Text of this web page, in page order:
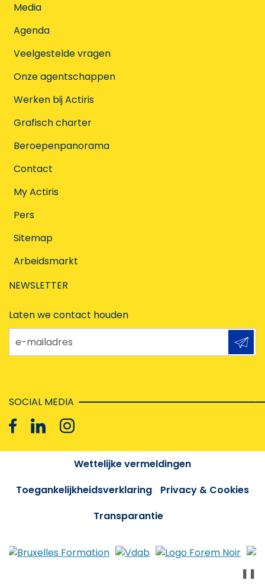
Media
Agenda
Veelgestelde vragen
Onze agentschappen
Werken bij Actiris
Grafisch charter
Beroepenpanorama
Contact
My Actiris
Pers
Sitemap
Arbeidsmarkt
NEWSLETTER
Laten we contact houden
e-mailadres
SOCIAL MEDIA
Wettelijke vermeldingen
Toegankelijkheidsverklaring
Privacy & Cookies
Transparantie
❚❚